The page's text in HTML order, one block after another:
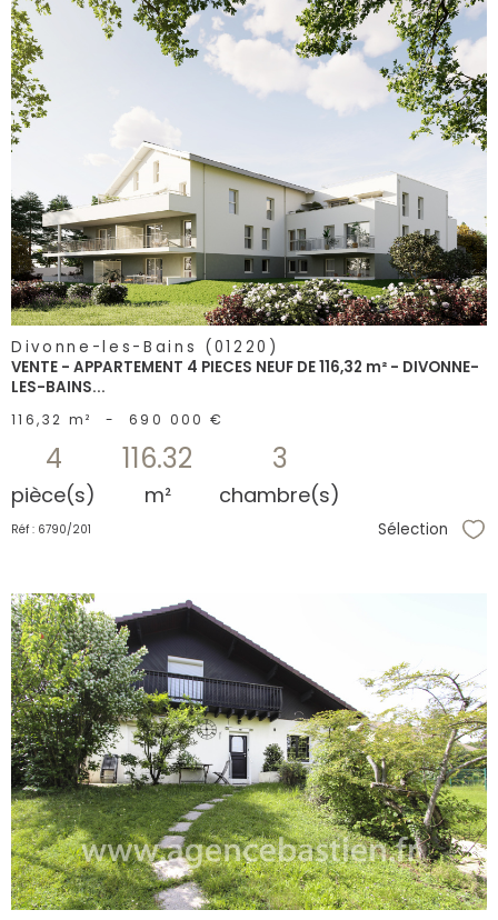
bien
Divonne-les-Bains (01220)
VENTE - APPARTEMENT 4 PIECES NEUF DE 116,32 m² - DIVONNE-
LES-BAINS...
116,32 m² - 690 000 €
4
pièce(s)
116.32
m²
3
chambre(s)
Réf : 6790/201 Sélection
voir le
bien